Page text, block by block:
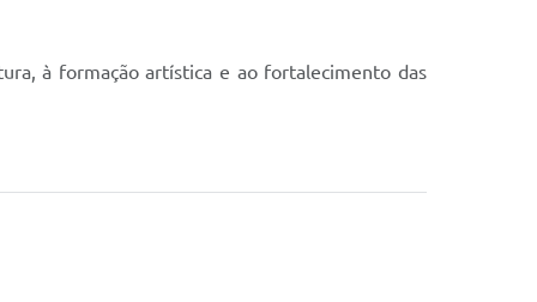
à formação artística e ao fortalecimento das